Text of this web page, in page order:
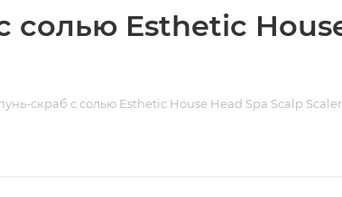
Esthetic
скраб с солью Esthetic House Head Spa Scalp